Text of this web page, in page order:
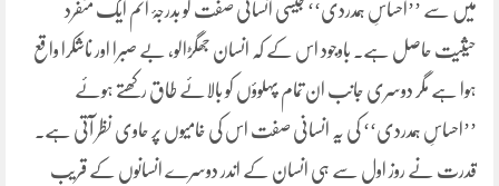
میں سے ’’احساسِ ہمدردی‘‘ جیسی انسانی صفت کو بدرجۂ اتم ایک منفرد
حیثیت حاصل ہے۔ باوجود اس کے کہ انسان جھگڑالو، بے صبرا اور ناشکرا واقع
ہوا ہے مگر دوسری جانب ان تمام پہلوؤں کو بالائے طاق رکھتے ہوئے
’’احساسِ ہمدردی‘‘ کی یہ انسانی صفت اس کی خامیوں پر حاوی نظر آتی ہے۔
قدرت نے روز اول سے ہی انسان کے اندر دوسرے انسانوں کے قریب